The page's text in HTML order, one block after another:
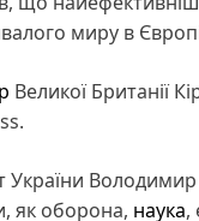
миру в
Великої Британії
як оборона, наука,